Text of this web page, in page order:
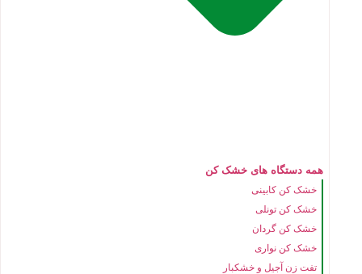
همه دستگاه های خشک کن
خشک کن کابینی
خشک کن تونلی
خشک کن گردان
خشک کن نواری
تفت زن آجیل و خشکبار